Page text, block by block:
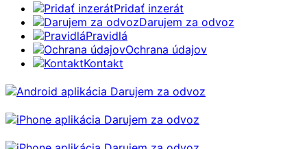
Pridať inzerát
Darujem za odvoz
Pravidlá
Ochrana údajov
Kontakt